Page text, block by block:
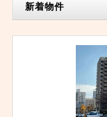
新着物件